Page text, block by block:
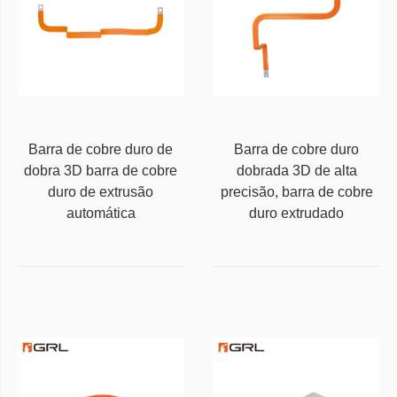
Barra de cobre duro de
dobra 3D barra de cobre
duro de extrusão
automática
Barra de cobre duro
dobrada 3D de alta
precisão, barra de cobre
duro extrudado